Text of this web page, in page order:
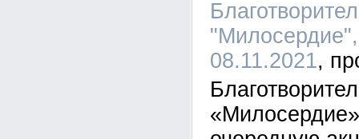
08.11.2021